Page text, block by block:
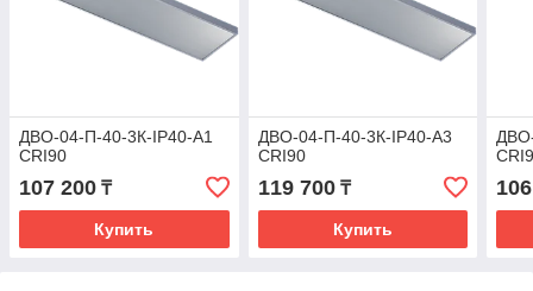
ДВО-04-П-40-3К-IP40-А1
CRI90
107 200 ₸
Купить
ДВО-04-П-40-3К-IP40-А3
CRI90
119 700₸
Купить